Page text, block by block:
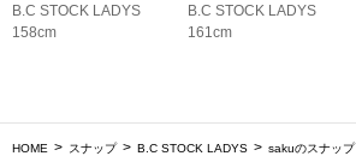
B.C STOCK LADYS
158cm
B.C STOCK LADYS
161cm
HOME スナップ B.C STOCK LADYS sakuのスナップ